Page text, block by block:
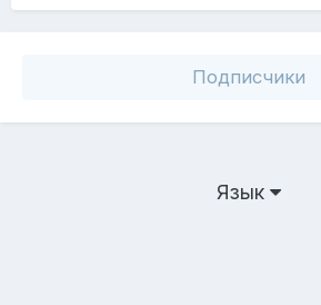
Подписчики
Язык